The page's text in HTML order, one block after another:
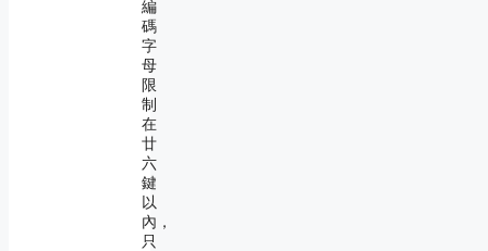
編
碼
字
母
限
制
在
廿
六
鍵
以
內，
只